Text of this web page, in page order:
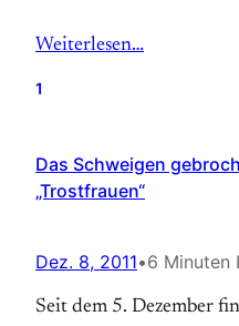
Weiterlesen…
1
Das Schweigen
„Trostfrauen“
Dez. 8, 2011•6 Minuten
Seit dem 5. Dezember